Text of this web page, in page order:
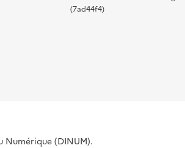
(7ad44f4)
(DINUM).